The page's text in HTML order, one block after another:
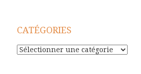
CATÉGORIES
Catégories